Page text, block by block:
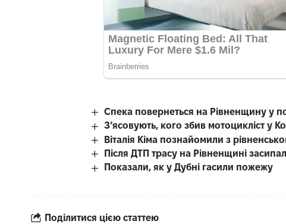
Спека повернеться на Рівненщину у
З’ясовують, кого збив мотоцикліст у
Віталія Кіма познайомили з
Після ДТП трасу на Рівненщині
Показали, як у Дубні гасили пожежу
Поділитися цією статтею